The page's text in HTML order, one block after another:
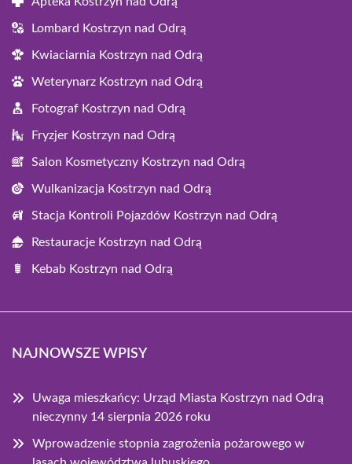
Lombard Kostrzyn nad Odrą
Kwiaciarnia Kostrzyn nad Odrą
Weterynarz Kostrzyn nad Odrą
Fotograf Kostrzyn nad Odrą
Fryzjer Kostrzyn nad Odrą
Salon Kosmetyczny Kostrzyn nad Odrą
Wulkanizacja Kostrzyn nad Odrą
Stacja Kontroli Pojazdów Kostrzyn nad Odrą
Restauracje Kostrzyn nad Odrą
Kebab Kostrzyn nad Odrą
NAJNOWSZE WPISY
Uwaga mieszkańcy: Urząd Miasta Kostrzyn nad Odrą
nieczynny 14 sierpnia 2026 roku
Wprowadzenie stopnia zagrożenia pożarowego w